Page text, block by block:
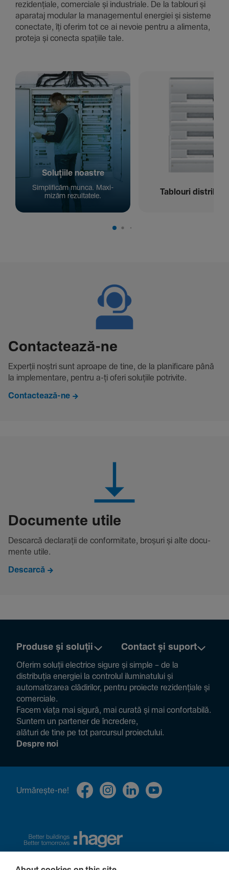
rezi­den­țiale, comer­ciale și indus­triale. De la tablouri și
aparataj modular la managementul energiei și sisteme
conec­tate, îți oferim tot ce ai nevoie pentru a alimenta,
proteja și conecta spațiile tale.
Solu­țiile noastre
Simpli­ficăm munca. Maxi­
mizăm rezul­ta­tele.
Tablouri
Contac­tează-ne
Experții noștri sunt aproape de tine, de la plani­fi­care până
la imple­men­tare, pentru a-ți oferi solu­țiile potri­vite.
Contactează-ne
Docu­mente utile
Descarcă decla­rații de conformitate, broșuri și alte docu­
mente utile.
Descarcă
Produse și soluții Contact și suport
Oferim soluții electrice sigure și simple – de la
distribuția energiei la controlul ilumi­na­tului și
auto­ma­ti­zarea clădi­rilor, pentru proiecte rezi­den­țiale și
comer­ciale.
Facem viața mai sigură, mai curată și mai confor­ta­bilă.
Suntem un partener de încre­dere,
alături de tine pe tot parcursul proiec­tului.
Despre noi
Urmă­rește-ne!